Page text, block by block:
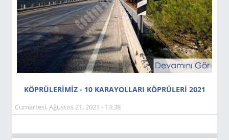
KÖPRÜLERİMİZ - 10 KARAYOLLARI KÖPRÜLERİ 2021
Cumartesi, Ağustos 21, 2021 - 13:38